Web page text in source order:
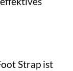
Strap ist